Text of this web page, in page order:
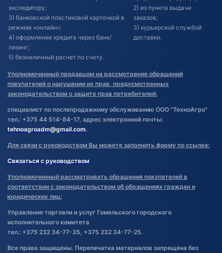
экспедитору;
3) банковской пластиковой карточкой в
режиме «онлайн»;
4) оформление кредита через банк/
лизинг;
5) безналичный расчет по счету.
2) из пункта выдачи
заказов;
3) курьерской службой
доставки.
Уполномоченный продавцом на рассмотрение обращений
покупателей о нарушении их прав, предусмотренных
законодательством о защите прав потребителей:
специалист по послепродажному обслуживанию ООО "ТехноАгро"
тел.: +375 44 514-84-17, адрес электронной почты:
tehnoagroadm@gmail.com.
Для связи с руководством Вы можете заполнить форму по ссылке:
Связаться с руководством
Уполномоченный рассматривать обращения покупателей в
соответствии с законодательством об обращениях граждан и
юридических лиц:
Управление торговли и услуг Гомельского городского
исполнительного комитета
тел.: +375 232 34-77-35, +375 232 34-77-25.
Все права защищены. Перепечатка материалов запрещена без